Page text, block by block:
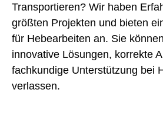
Transportieren? Wir haben
größten Projekten und bieten
für Hebearbeiten an. Sie
innovative Lösungen, korrekte
fachkundige Unterstützung bei
verlassen.